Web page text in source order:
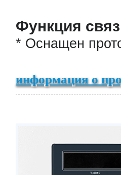
Функция
* Оснащен
информация о